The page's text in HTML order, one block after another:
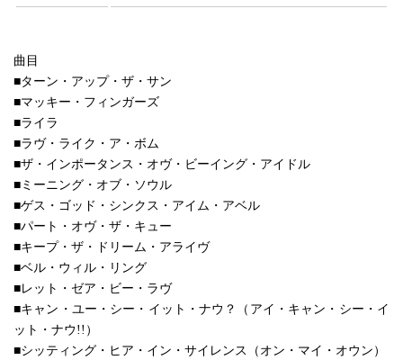
曲目
■ターン・アップ・ザ・サン
■マッキー・フィンガーズ
■ライラ
■ラヴ・ライク・ア・ボム
■ザ・インポータンス・オヴ・ビーイング・アイドル
■ミーニング・オブ・ソウル
■ゲス・ゴッド・シンクス・アイム・アベル
■パート・オヴ・ザ・キュー
■キープ・ザ・ドリーム・アライヴ
■ベル・ウィル・リング
■レット・ゼア・ビー・ラヴ
■キャン・ユー・シー・イット・ナウ？（アイ・キャン・シー・イ
ット・ナウ!!）
■シッティング・ヒア・イン・サイレンス（オン・マイ・オウン）